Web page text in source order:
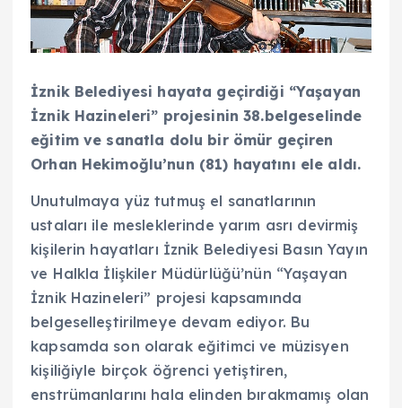
İznik Belediyesi hayata geçirdiği “Yaşayan
İznik Hazineleri” projesinin 38.belgeselinde
eğitim ve sanatla dolu bir ömür geçiren
Orhan Hekimoğlu’nun (81) hayatını ele aldı.
Unutulmaya yüz tutmuş el sanatlarının
ustaları ile mesleklerinde yarım asrı devirmiş
kişilerin hayatları İznik Belediyesi Basın Yayın
ve Halkla İlişkiler Müdürlüğü’nün “Yaşayan
İznik Hazineleri” projesi kapsamında
belgeselleştirilmeye devam ediyor. Bu
kapsamda son olarak eğitimci ve müzisyen
kişiliğiyle birçok öğrenci yetiştiren,
enstrümanlarını hala elinden bırakmamış olan